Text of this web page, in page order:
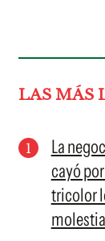
LAS MÁS
La
cayó
tricolor